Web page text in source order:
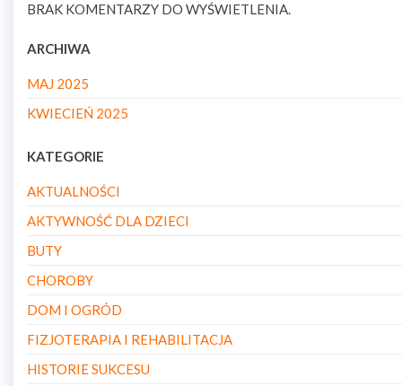
BRAK KOMENTARZY DO WYŚWIETLENIA.
ARCHIWA
MAJ 2025
KWIECIEŃ 2025
KATEGORIE
AKTUALNOŚCI
AKTYWNOŚĆ DLA DZIECI
BUTY
CHOROBY
DOM I OGRÓD
FIZJOTERAPIA I REHABILITACJA
HISTORIE SUKCESU